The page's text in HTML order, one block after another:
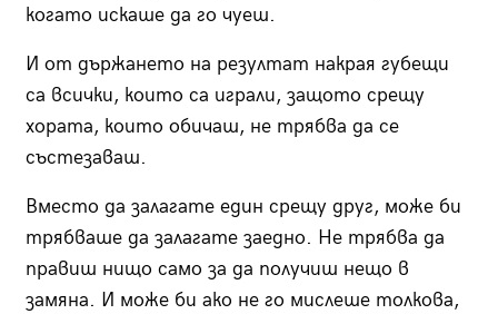
когато искаше да го чуеш.
И от държането на резултат накрая губещи
са всички, които са играли, защото срещу
хората, които обичаш, не трябва да се
състезаваш.
Вместо да залагате един срещу друг, може би
трябваше да залагате заедно. Не трябва да
правиш нищо само за да получиш нещо в
замяна. И може би ако не го мислеше толкова,